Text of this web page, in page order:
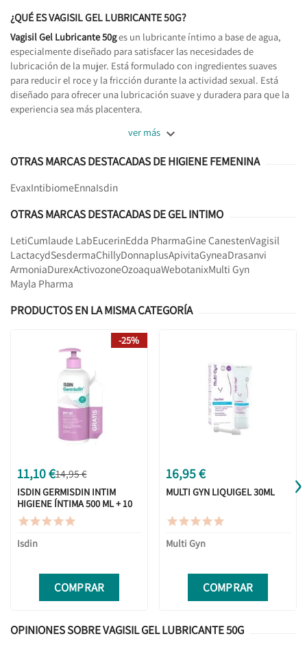
¿QUÉ ES VAGISIL GEL LUBRICANTE 50G?
Vagisil Gel Lubricante 50ges un lubricante íntimo a base de agua,
especialmente diseñado para satisfacer las necesidades de
lubricación de la mujer. Está formulado con ingredientes suaves
para reducir el roce y la fricción durante la actividad sexual. Está
diseñado para ofrecer una lubricación suave y duradera para que la
experiencia sea más placentera.
ver más 
OTRAS MARCAS DESTACADAS DE HIGIENE FEMENINA
EvaxIntibiomeEnnaIsdin
OTRAS MARCAS DESTACADAS DE GEL INTIMO
LetiCumlaude LabEucerinEdda PharmaGine CanestenVagisil
LactacydSesdermaChillyDonnaplusApivitaGyneaDrasanvi
ArmoniaDurexActivozoneOzoaquaWebotanixMulti Gyn
Mayla Pharma
PRODUCTOS EN LA MISMA CATEGORÍA
11,10 €14,95 €
ISDIN GERMISDIN INTIM
HIGIENE ÍNTIMA 500 ML + 10
TOALLITAS REGALO

Isdin
COMPRAR
-25%
16,95 €
MULTI GYN LIQUIGEL 30ML

Multi Gyn
COMPRAR
›
OPINIONES SOBRE VAGISIL GEL LUBRICANTE 50G